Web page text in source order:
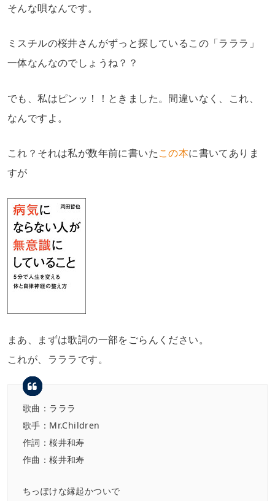
そんな唄なんです。
ミスチルの桜井さんがずっと探しているこの「ラララ」
一体なんなのでしょうね？？
でも、私はピンッ！！ときました。間違いなく、これ、
なんですよ。
これ？それは私が数年前に書いたこの本に書いてありま
すが
まあ、まずは歌詞の一部をごらんください。
これが、ラララです。
歌曲：ラララ
歌手：Mr.Children
作詞：桜井和寿
作曲：桜井和寿
ちっぽけな縁起かついで